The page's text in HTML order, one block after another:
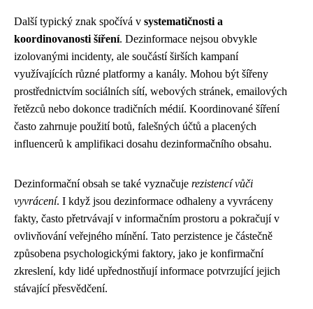
Další typický znak spočívá v systematičnosti a
koordinovanosti šíření. Dezinformace nejsou obvykle
izolovanými incidenty, ale součástí širších kampaní
využívajících různé platformy a kanály. Mohou být šířeny
prostřednictvím sociálních sítí, webových stránek, emailových
řetězců nebo dokonce tradičních médií. Koordinované šíření
často zahrnuje použití botů, falešných účtů a placených
influencerů k amplifikaci dosahu dezinformačního obsahu.
Dezinformační obsah se také vyznačuje rezistencí vůči
vyvrácení. I když jsou dezinformace odhaleny a vyvráceny
fakty, často přetrvávají v informačním prostoru a pokračují v
ovlivňování veřejného mínění. Tato perzistence je částečně
způsobena psychologickými faktory, jako je konfirmační
zkreslení, kdy lidé upřednostňují informace potvrzující jejich
stávající přesvědčení.